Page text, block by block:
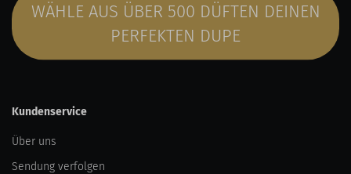
WÄHLE AUS ÜBER 500 DÜFTEN DEINEN
PERFEKTEN DUPE
Kundenservice
Über uns
Sendung verfolgen